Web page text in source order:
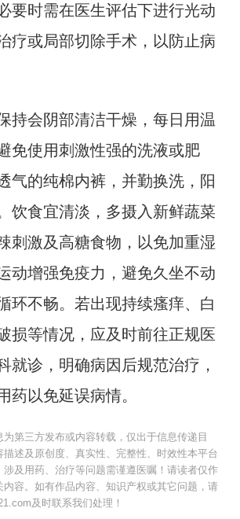
要时需在医生评估下进行光动
疗或局部切除手术，以防止病
持会阴部清洁干燥，每日用温
免使用刺激性强的洗液或肥
气的纯棉内裤，并勤换洗，阳
饮食宜清淡，多摄入新鲜蔬菜
刺激及高糖食物，以免加重湿
动增强免疫力，避免久坐不动
环不畅。若出现持续瘙痒、白
损等情况，应及时前往正规医
就诊，明确病因后规范治疗，
药以免延误病情。
第三方发布或内容转载，仅出于信息传递目
描述及原创度、真实性、完整性、时效性本平台
及用药、治疗等问题需谨遵医嘱！请读者仅作
容。如有作品内容、知识产权或其它问题，请
及时联系我们处理！